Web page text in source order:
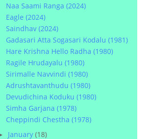
Naa Saami Ranga (2024)
Eagle (2024)
Saindhav (2024)
Gadasari Atta Sogasari Kodalu (1981)
Hare Krishna Hello Radha (1980)
Ragile Hrudayalu (1980)
Sirimalle Navvindi (1980)
Adrushtavanthudu (1980)
Devudichina Koduku (1980)
Simha Garjana (1978)
Cheppindi Chestha (1978)
January(18)